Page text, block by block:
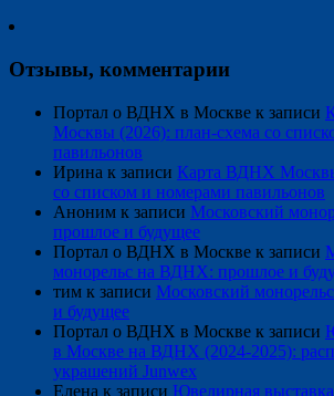
Отзывы, комментарии
Портал о ВДНХ в Москве к записи
Москвы (2026): план-схема со
павильонов
Ирина к записи Карта ВДНХ
со списком и номерами павильонов
Аноним к записи Московский
прошлое и будущее
Портал о ВДНХ в Москве к записи
монорельс на ВДНХ: прошлое и
тим к записи Московский
и будущее
Портал о ВДНХ в Москве к записи
в Москве на ВДНХ (2024-2025):
украшений Junwex
Елена к записи Ювелирная